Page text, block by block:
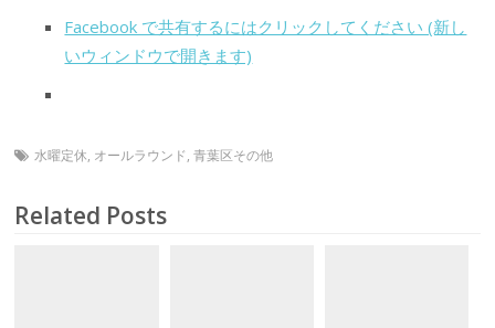
Facebook で共有するにはクリックしてください (新し
いウィンドウで開きます)
水曜定休, オールラウンド,青葉区その他
Related Posts